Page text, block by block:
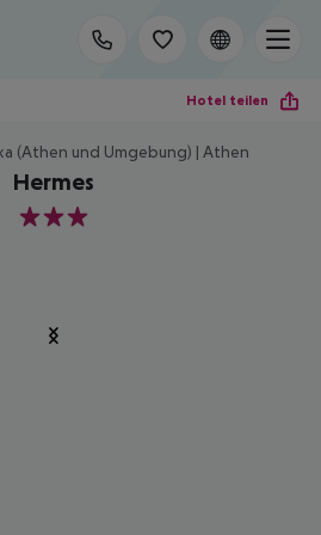
Hotel teilen
(Athen und Umgebung) | Athen
Hermes
3